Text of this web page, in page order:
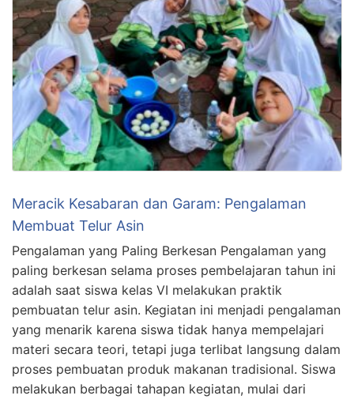
Meracik Kesabaran dan Garam: Pengalaman
Membuat Telur Asin
Pengalaman yang Paling Berkesan Pengalaman yang
paling berkesan selama proses pembelajaran tahun ini
adalah saat siswa kelas VI melakukan praktik
pembuatan telur asin. Kegiatan ini menjadi pengalaman
yang menarik karena siswa tidak hanya mempelajari
materi secara teori, tetapi juga terlibat langsung dalam
proses pembuatan produk makanan tradisional. Siswa
melakukan berbagai tahapan kegiatan, mulai dari